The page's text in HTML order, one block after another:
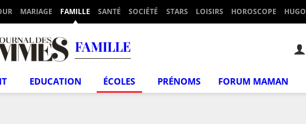
MARIAGE FAMILLE SANTÉ SOCIÉTÉ STARS LOISIRS HOROSCOPE HUGO
FAMILLE
EDUCATION ÉCOLES PRÉNOMS FORUM MAMAN